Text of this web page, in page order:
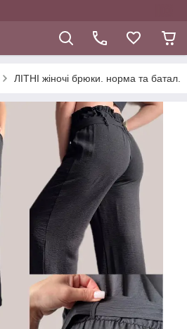
ЛІТНІ жіночі брюки. норма та батал.